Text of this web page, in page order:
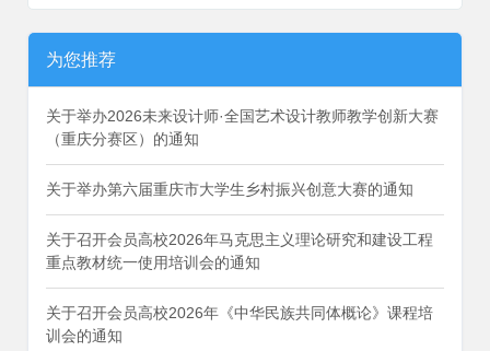
为您推荐
关于举办2026未来设计师·全国艺术设计教师教学创新大赛
（重庆分赛区）的通知
关于举办第六届重庆市大学生乡村振兴创意大赛的通知
关于召开会员高校2026年马克思主义理论研究和建设工程
重点教材统一使用培训会的通知
关于召开会员高校2026年《中华民族共同体概论》课程培
训会的通知